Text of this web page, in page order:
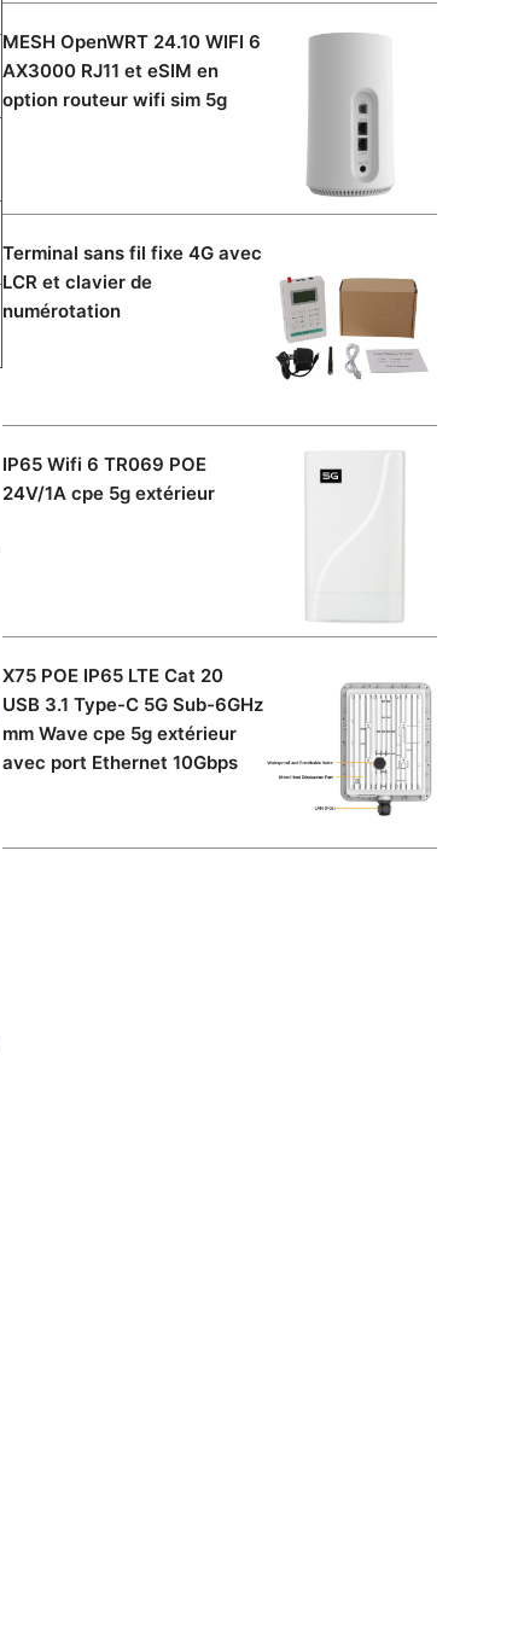
MESH OpenWRT 24.10 WIFI 6
AX3000 RJ11 et eSIM en
option routeur wifi sim 5g
Terminal sans fil fixe 4G avec
LCR et clavier de
numérotation
IP65 Wifi 6 TR069 POE
24V/1A cpe 5g extérieur
X75 POE IP65 LTE Cat 20
USB 3.1 Type-C 5G Sub-6GHz
mm Wave cpe 5g extérieur
avec port Ethernet 10Gbps